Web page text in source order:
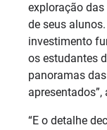
exploração
de seus
investimento
os estudantes
panoramas
apresentados”,
“E o detalhe